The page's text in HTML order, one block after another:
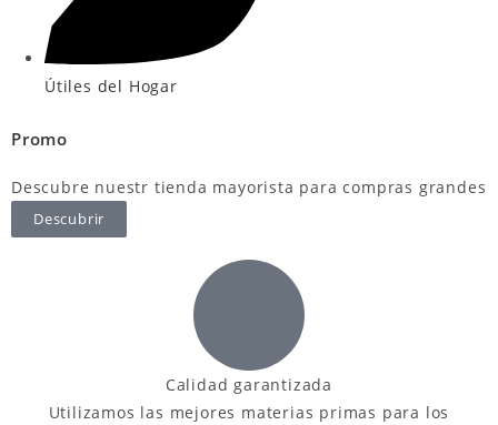
Útiles del Hogar
Promo
Descubre nuestr tienda mayorista para compras grandes
Descubrir
Calidad garantizada
Utilizamos las mejores materias primas para los